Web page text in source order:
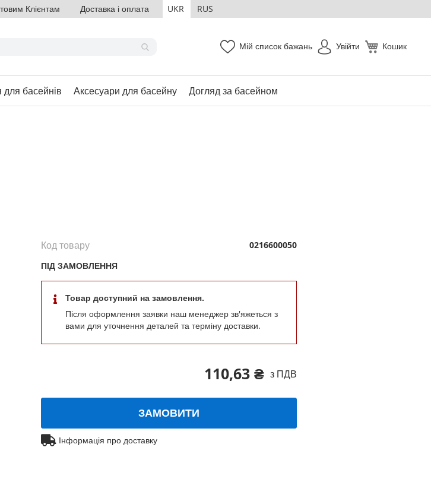
Клієнтам Доставка і оплата UKR RUS
Кошик
Мій список бажань Увійти
басейнів Аксесуари для басейну Догляд за басейном
110,63 ₴ з ПДВ
ПІД ЗАМОВЛЕННЯ
Товар доступний на замовлення.
Після оформлення заявки наш менеджер зв'яжеться з
вами для уточнення деталей та терміну доставки.
Код товару 0216600050
ЗАМОВИТИ
Інформація про доставку